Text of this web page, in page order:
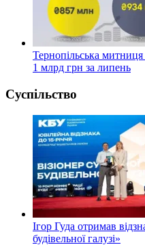
Тернопільська
1 млрд грн за липень
Суспільство
Ігор Гуда отримав
будівельної галузі»